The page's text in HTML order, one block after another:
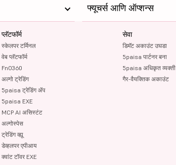
प्लॅटफॉर्म
स्केलपर टर्मिनल
वेब प्लॅटफॉर्म
FnO360
अल्गो ट्रेडिंग
5paisa ट्रेडिंग ॲप
5paisa EXE
MCP AI असिस्टंट
अल्गोस्पेस
ट्रेडिंग व्ह्यू
डेव्हलपर एपीआय
क्वांट टॉवर EXE
सेवा
डिमॅट अकाउंट उघडा
5paisa पार्टनर बना
5paisa अधिकृत व्यक्ती
गैर-वैयक्तिक अकाउंट
फ्यूचर्स आणि ऑप्शन्स